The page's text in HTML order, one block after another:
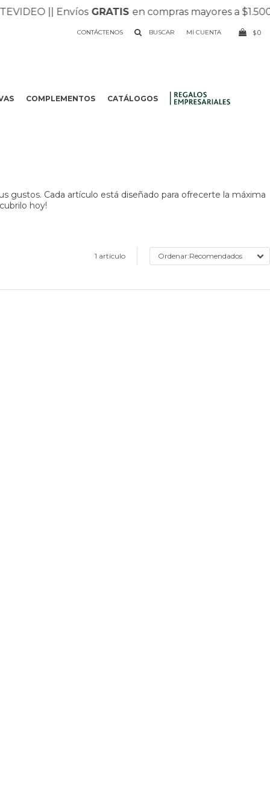
|| EnvíosGRATISen compras mayores a $1.500 |
COMPLEMENTOS CATÁLOGOS
CONTÁCTENOS $0
gustos. Cada artículo está diseñado para ofrecerte la máxima
hoy!
1 artículo Recomendados